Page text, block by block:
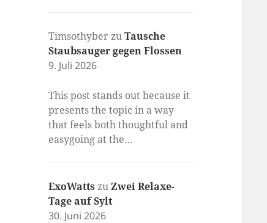
Timsothyber zuTausche
Staubsauger gegen Flossen
9. Juli 2026
This post stands out because it
presents the topic in a way
that feels both thoughtful and
easygoing at the…
ExoWatts zuZwei Relaxe-
Tage auf Sylt
30. Juni 2026